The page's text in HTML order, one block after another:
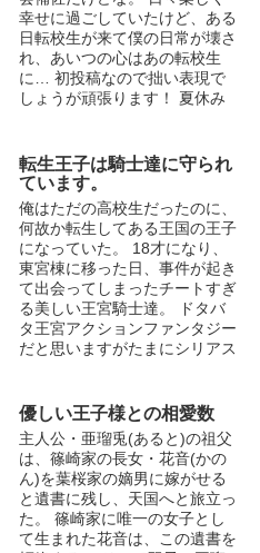
幸せに過ごしていたけど、ある
日転校生が来て僕の日常が壊さ
れ、あいつの心はあの転校生
に… 初投稿なので拙い表現で
しょうが頑張ります！ 夏休み
たいです！ 表紙描いて頂けた
らありがたいです！ よろしく
お願いします
転生王子は騎士達に守られ
ています。
俺はただの高校生だったのに、
何故か転生してある王国の王子
になっていた。 18才になり、
東宮棟に移った日、事件が起き
て出会ってしまったチートすぎ
る美しい王宮騎士達。 ドタバ
タ王宮アクションファンタジー
だと思いますがたまにシリアス
優しい王子様との相愛数
主人公・亜瑠兎(あると)の祖父
は、篠崎家の長女・花音(かの
ん)を葉桜家の嫡男に嫁がせる
と遺書に残し、天国へと旅立っ
た。 篠崎家に唯一の女子とし
て生まれた花音は、この遺書を